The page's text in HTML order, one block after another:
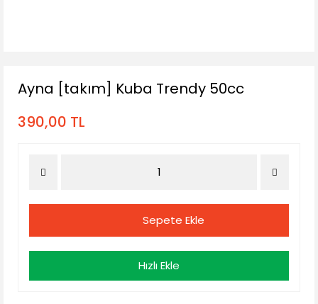
Ayna [takım] Kuba Trendy 50cc
390,00 TL
Sepete Ekle
Hızlı Ekle